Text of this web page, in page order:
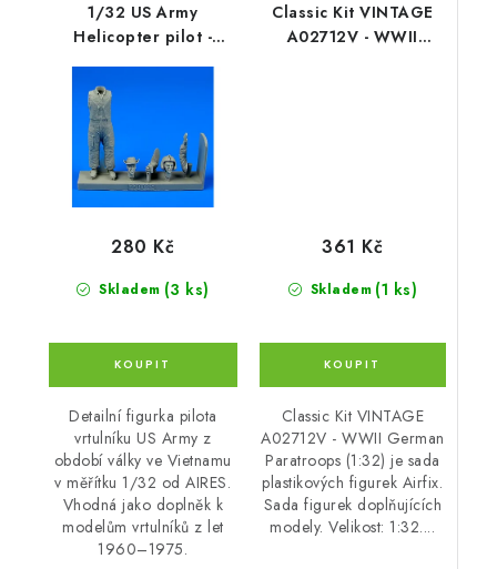
1/32 US Army
Helicopter pilot -
Vietnam War 1960 -
Skladem (3 ks)
280 Kč
Detailní figurka pilota
vrtulníku US Army z
období války ve Vietnamu
v měřítku 1/32 od AIRES.
Vhodná jako doplněk k
modelům vrtulníků z let
1960–1975.
Classic Kit VINTAGE
A02712V - WWII
Skladem (1 ks)
361 Kč
Classic Kit VINTAGE
A02712V - WWII German
Paratroops (1:32) je sada
plastikových figurek Airfix.
Sada figurek doplňujících
modely. Velikost: 1:32....